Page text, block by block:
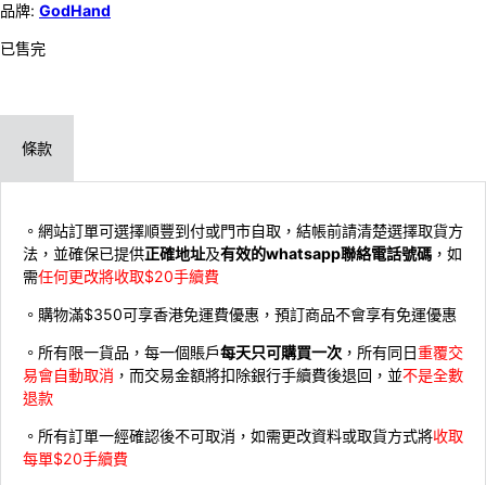
品牌: GodHand
已售完
條款
。網站訂單可選擇順豐到付或門市自取，結帳前請清楚選擇取貨方
法，並確保已提供正確地址及有效的whatsapp聯絡電話號碼 ，如
需任何更改將收取$20手續費
。購物滿$350可享香港免運費優惠，預訂商品不會享有免運優惠
。所有限一貨品，每一個賬戶每天只可購買一次 ，所有同日重覆交
易會自動取消 ，而交易金額將扣除銀行手續費後退回，並不是全數
退款
。所有訂單一經確認後不可取消，如需更改資料或取貨方式將收取
每單$20手續費